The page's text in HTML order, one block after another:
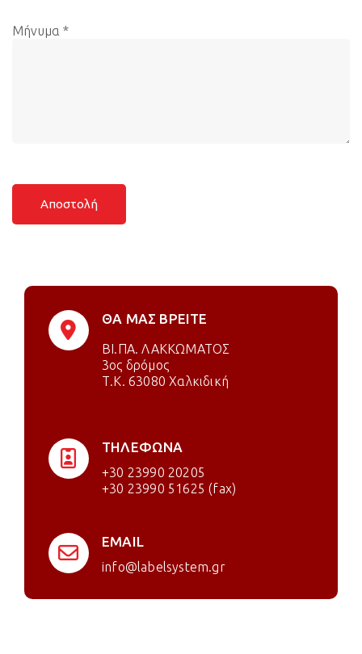
Μήνυμα *
ΘΑ ΜΑΣ ΒΡΕΙΤΕ
ΒΙ.ΠΑ. ΛΑΚΚΩΜΑΤΟΣ
3ος δρόμος
Τ.Κ. 63080 Χαλκιδική
ΤΗΛΕΦΩΝΑ
+30 23990 20205
+30 23990 51625 (fax)
EMAIL
info@labelsystem.gr